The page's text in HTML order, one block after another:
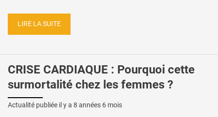
LIRE LA SUITE
CRISE CARDIAQUE : Pourquoi cette
surmortalité chez les femmes ?
Actualité publiée il y a 8 années 6 mois